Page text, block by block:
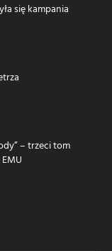
się kampania
– trzeci tom